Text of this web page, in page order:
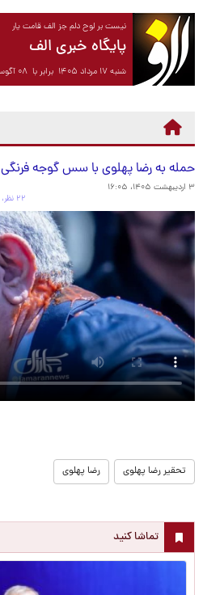
نیست بر لوح دلم جز الف قامت یار
پایگاه خبری الف
شنبه ۱۷ مرداد ۱۴۰۵ برابر با ۰۸ آگوست ۲۰۲۶
حمله به رضا پهلوی با سس گوجه فرنگی
۳ اردیبهشت ۱۴۰۵، ۱۶:۰۵
۲۲ نظر، ۰ در صف انتشار و ۹ تکراری یا غیرقابل انتشار
تحقیر رضا پهلوی رضا پهلوی
تماشا کنید